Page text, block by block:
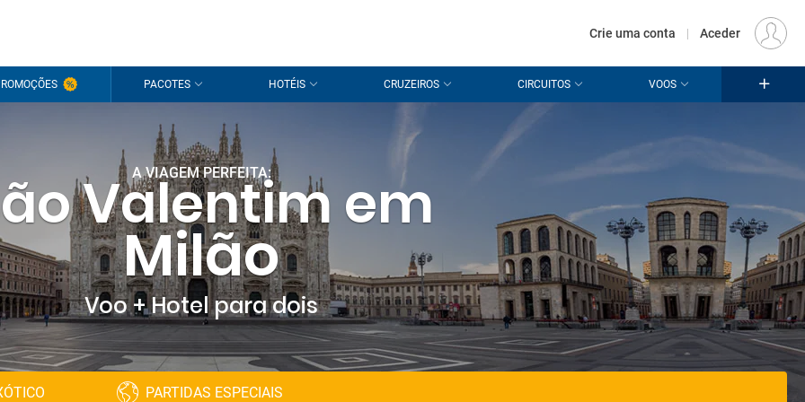
EUR
Crie uma conta | Aceder
PACOTES HOTÉIS CRUZEIROS CIRCUITOS VOOS
A VIAGEM PERFEITA:
Valentim em
Milão
Voo + Hotel para dois
PARTIDAS ESPECIAIS